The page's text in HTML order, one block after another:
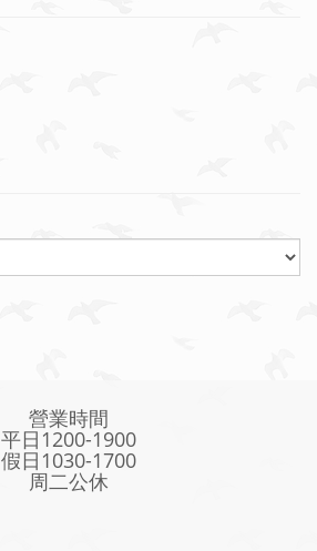
營業時間
平日1200-1900
假日1030-1700
周二公休